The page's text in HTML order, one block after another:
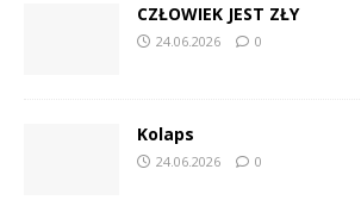
CZŁOWIEK JEST ZŁY
24.06.2026 0
Kolaps
24.06.2026 0